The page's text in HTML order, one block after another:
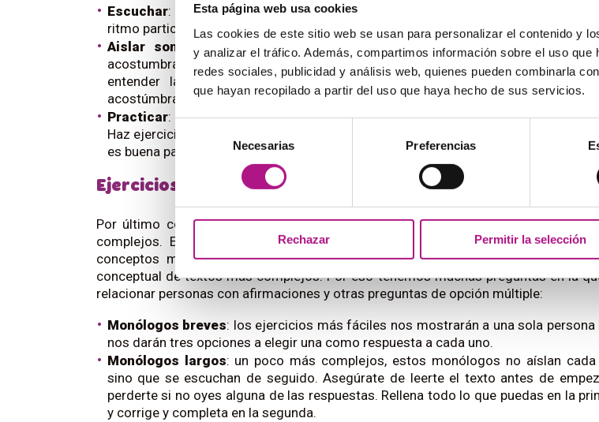
Esta página web usa cookies
Las cookies de este sitio web se usan para personalizar el contenido y
y analizar el tráfico. Además, compartimos información sobre el uso
redes sociales, publicidad y análisis web, quienes pueden combinarla
que hayan recopilado a partir del uso que haya hecho de sus servicios.
Selección
consentimiento
Necesarias Preferencias
Rechazar Permitir la selección
Escuchar: busca acentos nuevos enpelículas y series
ritmo particulares. Es más fácil de lo que crees.
Aislar sonidos: cada acento tiene su forma de pronunciar distintos
acostumbras a la r vibrante escocesa dejará de extrañarte cuando salga y te
entender la palabra completa. Cuando puedas, escucha palabras sueltas,
acostúmbrate a esos sonidos difíciles.
Practicar: como acabamos de comentar, la repetición es lo que más te va a
Haz ejercicios, intenta transcribir diálogos en acentos que te cuesten… cualquier
es buena para entrenar el oído.
Ejercicios
Por último comentar que en un nivel B2, se exige responder a una serie de
complejos. El B1 exige una comprensión parcial del texto y asociación con
conceptos muy sencillos. En cambio, en el B2 se busca una comprensión
conceptual de textos más complejos. Por eso tenemos muchas preguntas en la
relacionar personas con afirmaciones y otras preguntas de opción múltiple:
Monólogos breves: los ejercicios más fáciles nos mostrarán a una sola persona
nos darán tres opciones a elegir una como respuesta a cada uno.
Monólogos largos: un poco más complejos, estos monólogos no aíslan cada
sino que se escuchan de seguido. Asegúrate de leerte el texto antes de
perderte si no oyes alguna de las respuestas. Rellena todo lo que puedas en la
y corrige y completa en la segunda.